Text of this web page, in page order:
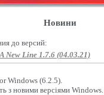
Новини
до версий:
New Line 1.7.6 (04.03.21)
Windows (6.2.5).
з новими версіями Windows.